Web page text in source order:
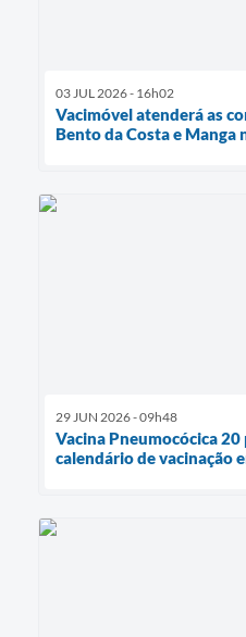
03 JUL 2026 - 16h02
Vacimóvel atenderá as
Bento da Costa e Manga
29 JUN 2026 - 09h48
Vacina Pneumocócica 20
calendário de vacinação